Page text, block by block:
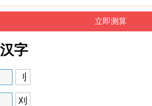
字
刂
刈